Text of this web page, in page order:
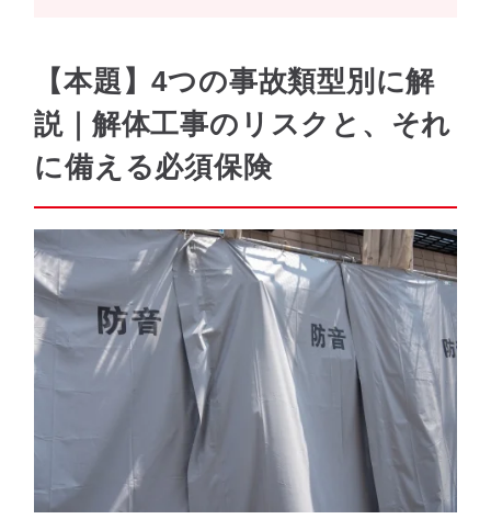
【本題】4つの事故類型別に解
説｜解体工事のリスクと、それ
に備える必須保険